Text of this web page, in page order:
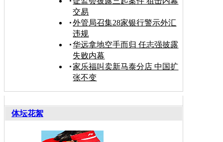
交易
外管局召集28家银行警示外汇
违规
华远拿地空手而归 任志强披露
失败内幕
家乐福叫卖新马泰分店 中国扩
张不变
体坛花絮